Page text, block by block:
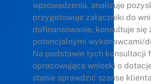
wprowadzenia, analizuje
przygotowuje załączniki do
dofinansowanie, konsultuje się
potencjalnymi wykonawcami/
Na podstawie tych konsultacji
opracowująca wnioski o
stanie sprawdzić szanse